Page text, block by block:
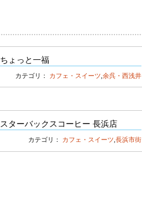
ちょっと一福
カテゴリ： カフェ・スイーツ 余呉・西浅井
スターバックスコーヒー 長浜店
カテゴリ： カフェ・スイーツ 長浜市街